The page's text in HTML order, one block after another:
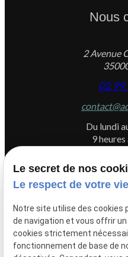
Nous
2 Avenue
Du lundi
9 heures
Inscrivez-vous à la
Le secret de nos
Le respect de votre
Notre site utilise des cookies
de navigation et vous offrir
cookies strictement
fonctionnement de base de